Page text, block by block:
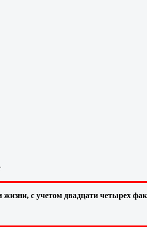
с учетом двадцати четырех